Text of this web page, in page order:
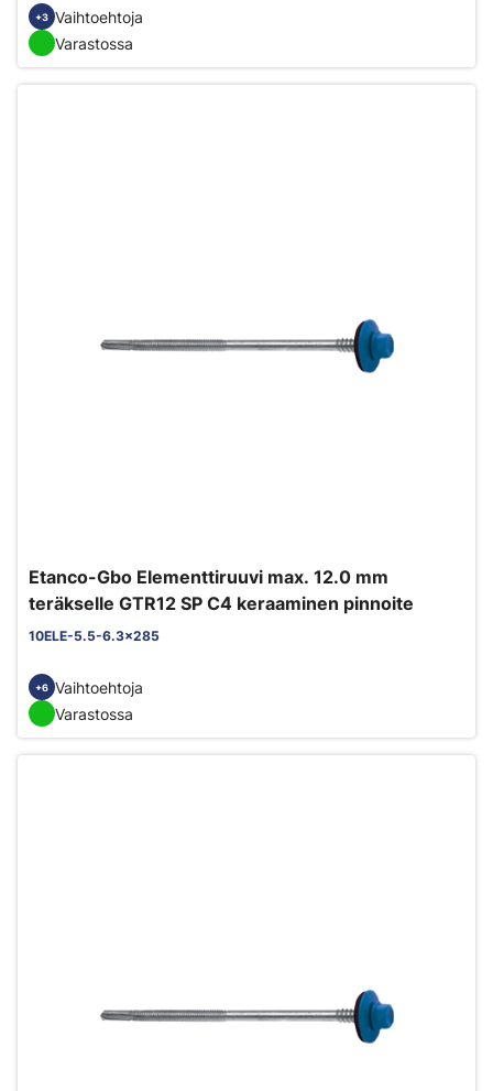
+3 Vaihtoehtoja
Varastossa
Etanco-Gbo Elementtiruuvi max. 12.0 mm
teräkselle GTR12 SP C4 keraaminen pinnoite
10ELE-5.5-6.3x285
+6 Vaihtoehtoja
Varastossa